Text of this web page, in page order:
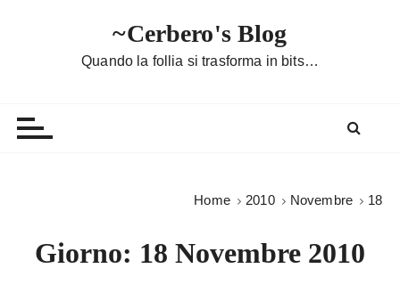
~Cerbero's Blog
Quando la follia si trasforma in bits…
Home 2010 Novembre 18
Giorno: 18 Novembre 2010